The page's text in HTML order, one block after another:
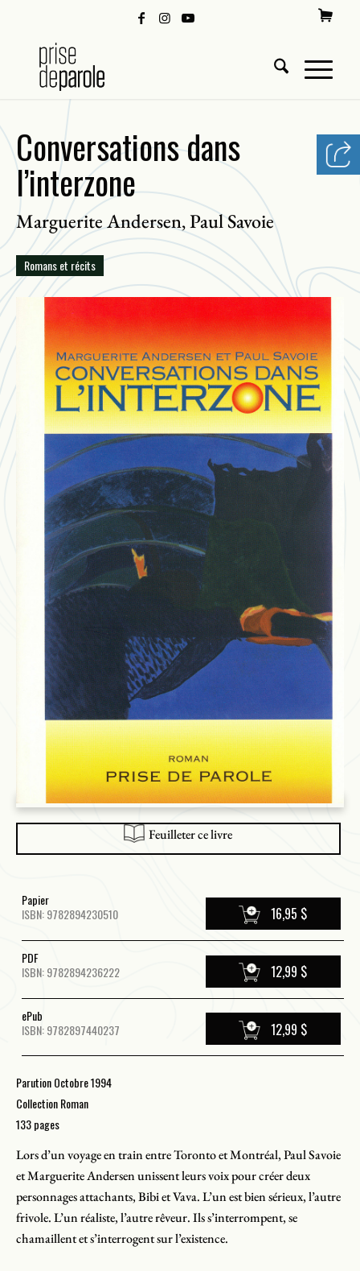
Conversations dans
l’interzone
Marguerite Andersen,Paul Savoie
Romans et récits
Feuilleter ce livre
Papier
ISBN: 9782894230510
16,95 $
PDF
ISBN: 9782894236222
12,99 $
ePub
ISBN: 9782897440237
12,99 $
Parution Octobre 1994
Collection Roman
133 pages
Lors d’un voyage en train entre Toronto et Montréal, Paul Savoie
et Marguerite Andersen unissent leurs voix pour créer deux
personnages attachants, Bibi et Vava. L’un est bien sérieux, l’autre
frivole. L’un réaliste, l’autre rêveur. Ils s’interrompent, se
chamaillent et s’interrogent sur l’existence.